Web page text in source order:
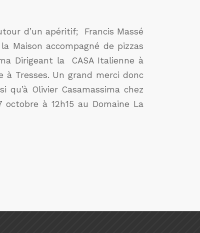
d’un apéritif; Francis Massé
Maison accompagné de pizzas
Dirigeant la CASA Italienne à
à Tresses. Un grand merci donc
Olivier Casamassima chez
à 12h15 au Domaine La